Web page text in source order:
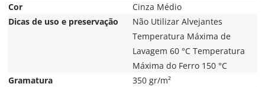
Cor
Cinza Médio
Dicas de uso e preservação
Não Utilizar Alvejantes
Temperatura Máxima de
Lavagem 60 °C Temperatura
Máxima do Ferro 150 °C
Gramatura
350 gr/m²